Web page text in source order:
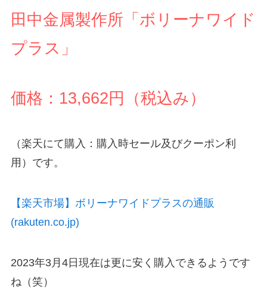
田中金属製作所「ボリーナワイド
プラス」
価格：13,662円（税込み）
（楽天にて購入：購入時セール及びクーポン利
用）です。
【楽天市場】ボリーナワイドプラスの通販
(rakuten.co.jp)
2023年3月4日現在は更に安く購入できるようです
ね（笑）